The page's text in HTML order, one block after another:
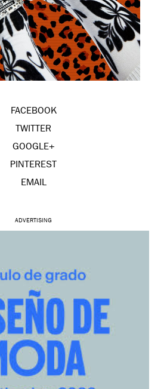
FACEBOOK
TWITTER
GOOGLE+
PINTEREST
EMAIL
ADVERTISING